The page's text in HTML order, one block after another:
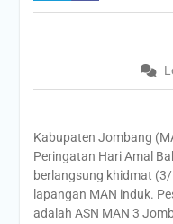
Kabupaten Jombang
Peringatan Hari Amal
berlangsung khidmat
lapangan MAN induk.
adalah ASN MAN 3